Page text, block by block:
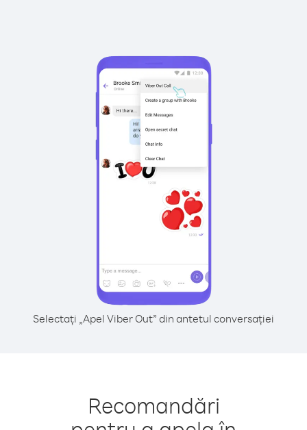
Selectați „Apel Viber Out” din antetul conversației
Recomandări